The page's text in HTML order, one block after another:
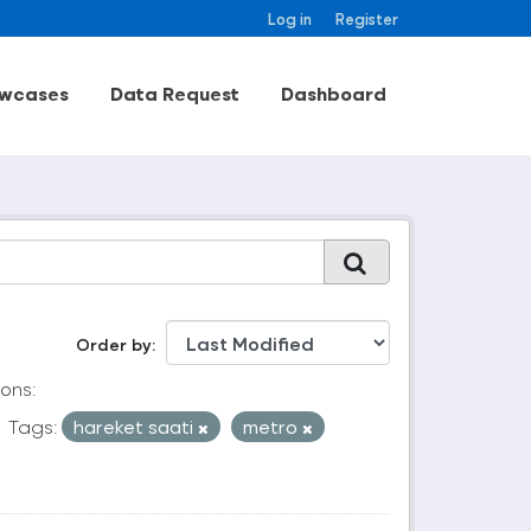
Log in Register
Data Request Dashboard
Order by
Tags: hareket saati
metro